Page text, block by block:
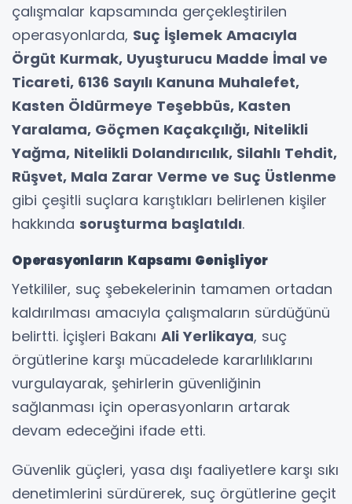
çalışmalar kapsamında gerçekleştirilen
operasyonlarda, Suç İşlemek Amacıyla
Örgüt Kurmak, Uyuşturucu Madde İmal ve
Ticareti, 6136 Sayılı Kanuna Muhalefet,
Kasten Öldürmeye Teşebbüs, Kasten
Yaralama, Göçmen Kaçakçılığı, Nitelikli
Yağma, Nitelikli Dolandırıcılık, Silahlı Tehdit,
Rüşvet, Mala Zarar Verme ve Suç Üstlenme
gibi çeşitli suçlara karıştıkları belirlenen kişiler
hakkında soruşturma başlatıldı.
Operasyonların Kapsamı Genişliyor
Yetkililer, suç şebekelerinin tamamen ortadan
kaldırılması amacıyla çalışmaların sürdüğünü
belirtti. İçişleri Bakanı Ali Yerlikaya, suç
örgütlerine karşı mücadelede kararlılıklarını
vurgulayarak, şehirlerin güvenliğinin
sağlanması için operasyonların artarak
devam edeceğini ifade etti.
Güvenlik güçleri, yasa dışı faaliyetlere karşı sıkı
denetimlerini sürdürerek, suç örgütlerine geçit